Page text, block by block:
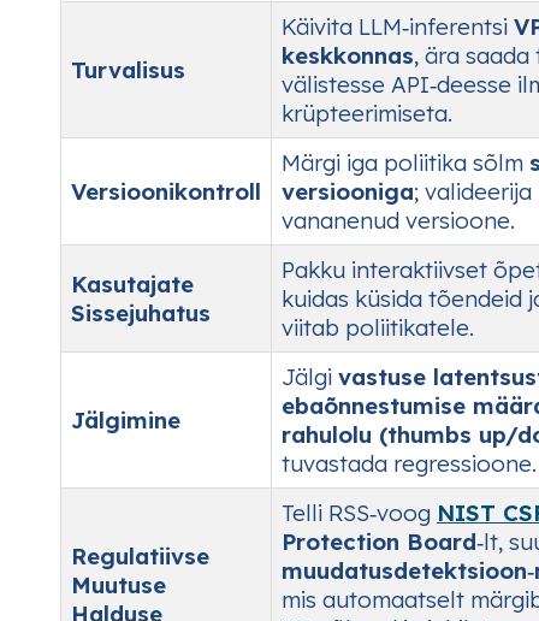
Turvalisus
Käivita LLM‑inferentsi
keskkonnas, ära
välistesse API‑deesse
krüpteerimiseta.
Versioonikontroll
Märgi iga poliitika sõlm
versiooniga;
vananenud versioone.
Kasutajate
Sissejuhatus
Pakku interaktiivset
kuidas küsida tõendeid
viitab poliitikatele.
Jälgimine
Jälgi vastuse
ebaõnnestumise
rahulolu (thumbs up/
tuvastada regressioone.
Regulatiivse
Muutuse
Halduse
Telli RSS‑voog NIST
Protection Board‑lt,
mis automaatselt